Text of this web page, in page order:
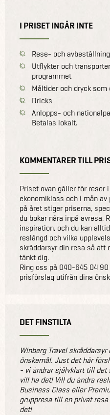
I PRISET INGÅR INTE
Rese- och
Utflykter och
programmet
Måltider och dryck
Dricks
Anlopps- och
Betalas lokalt.
KOMMENTARER TILL
Priset ovan gäller för resor
ekonomiklass och i mån
på året stiger priserna,
du bokar nära inpå avresa.
inspiration, och du kan
reslängd och vilka
skräddarsyr din resa så att
tänkt dig.
Ring oss på 040-645 04
prisförslag utifrån dina
DET FINSTILTA
Winberg Travel
önskemål. Just det här
- vi ändrar självklart till
vill ha det! Vill du ändra
Business Class eller
gruppresa till en privat
det!